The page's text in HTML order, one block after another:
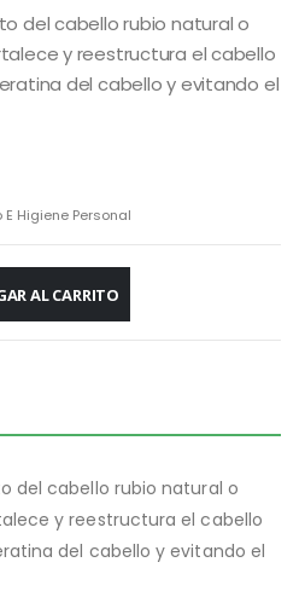
del cabello rubio natural o
y reestructura el cabello
del cabello y evitando el
Higiene Personal
AL CARRITO
del cabello rubio natural o
y reestructura el cabello
del cabello y evitando el